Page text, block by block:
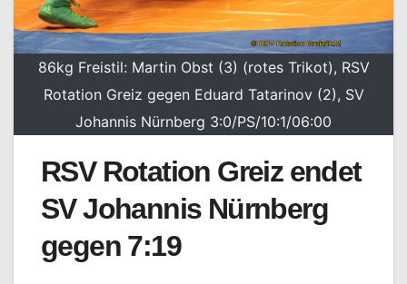
86kg Freistil: Martin Obst (3) (rotes Trikot), RSV
Rotation Greiz gegen Eduard Tatarinov (2), SV
Johannis Nürnberg 3:0/PS/10:1/06:00
RSV Rotation Greiz endet
SV Johannis Nürnberg
gegen 7:19